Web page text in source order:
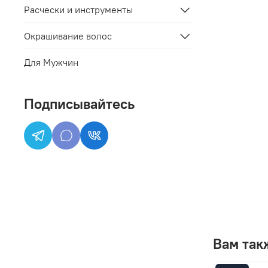
Вам
Расчески и инструменты
Окрашивание волос
Для Мужчин
Подписывайтесь